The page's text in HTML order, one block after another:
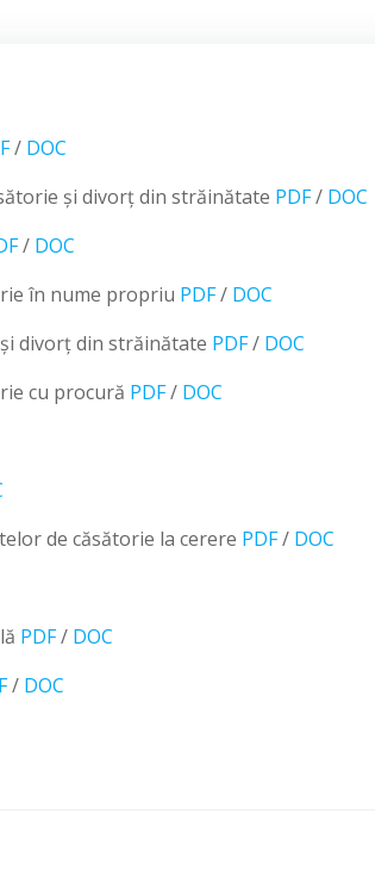
/ DOC
și divorț din străinătate PDF/ DOC
/ DOC
în nume propriu PDF/ DOC
divorț din străinătate PDF/ DOC
cu procură PDF/ DOC
de căsătorie la cerere PDF/ DOC
PDF/ DOC
/ DOC